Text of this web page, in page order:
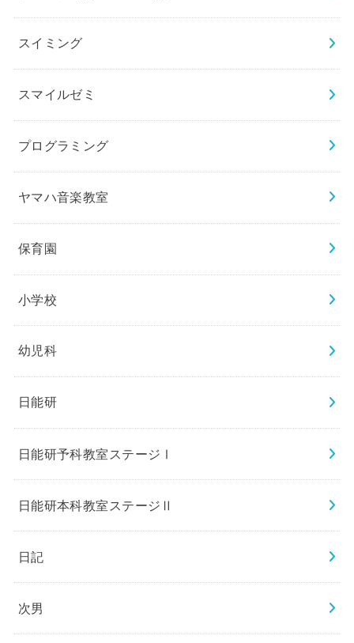
スイミング
スマイルゼミ
プログラミング
ヤマハ音楽教室
保育園
小学校
幼児科
日能研
日能研予科教室ステージⅠ
日能研本科教室ステージⅡ
日記
次男